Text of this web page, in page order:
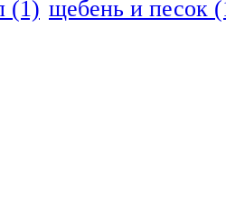
(1) щебень и песок